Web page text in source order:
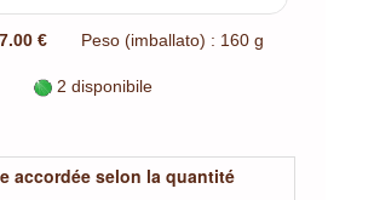
€ Peso (imballato) : 160 g
2 disponibile
accordée selon la quantité